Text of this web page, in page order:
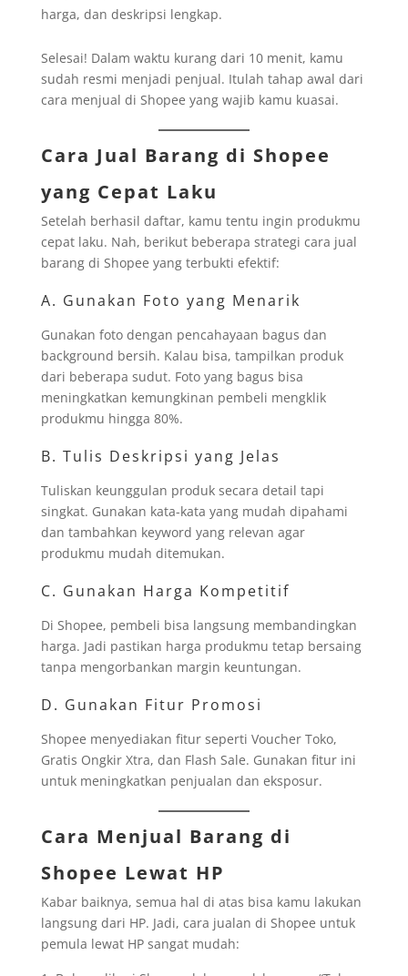
harga, dan deskripsi lengkap.
Selesai! Dalam waktu kurang dari 10 menit, kamu
sudah resmi menjadi penjual. Itulah tahap awal dari
cara menjual di Shopee yang wajib kamu kuasai.
Cara Jual Barang di Shopee
yang Cepat Laku
Setelah berhasil daftar, kamu tentu ingin produkmu
cepat laku. Nah, berikut beberapa strategi cara jual
barang di Shopee yang terbukti efektif:
A. Gunakan Foto yang Menarik
Gunakan foto dengan pencahayaan bagus dan
background bersih. Kalau bisa, tampilkan produk
dari beberapa sudut. Foto yang bagus bisa
meningkatkan kemungkinan pembeli mengklik
produkmu hingga 80%.
B. Tulis Deskripsi yang Jelas
Tuliskan keunggulan produk secara detail tapi
singkat. Gunakan kata-kata yang mudah dipahami
dan tambahkan keyword yang relevan agar
produkmu mudah ditemukan.
C. Gunakan Harga Kompetitif
Di Shopee, pembeli bisa langsung membandingkan
harga. Jadi pastikan harga produkmu tetap bersaing
tanpa mengorbankan margin keuntungan.
D. Gunakan Fitur Promosi
Shopee menyediakan fitur seperti Voucher Toko,
Gratis Ongkir Xtra, dan Flash Sale. Gunakan fitur ini
untuk meningkatkan penjualan dan eksposur.
Cara Menjual Barang di
Shopee Lewat HP
Kabar baiknya, semua hal di atas bisa kamu lakukan
langsung dari HP. Jadi, cara jualan di Shopee untuk
pemula lewat HP sangat mudah: